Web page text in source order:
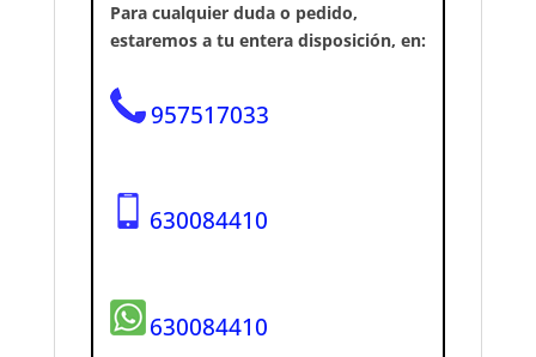
Para cualquier duda o pedido,
estaremos a tu entera disposición, en:
957517033
630084410
630084410